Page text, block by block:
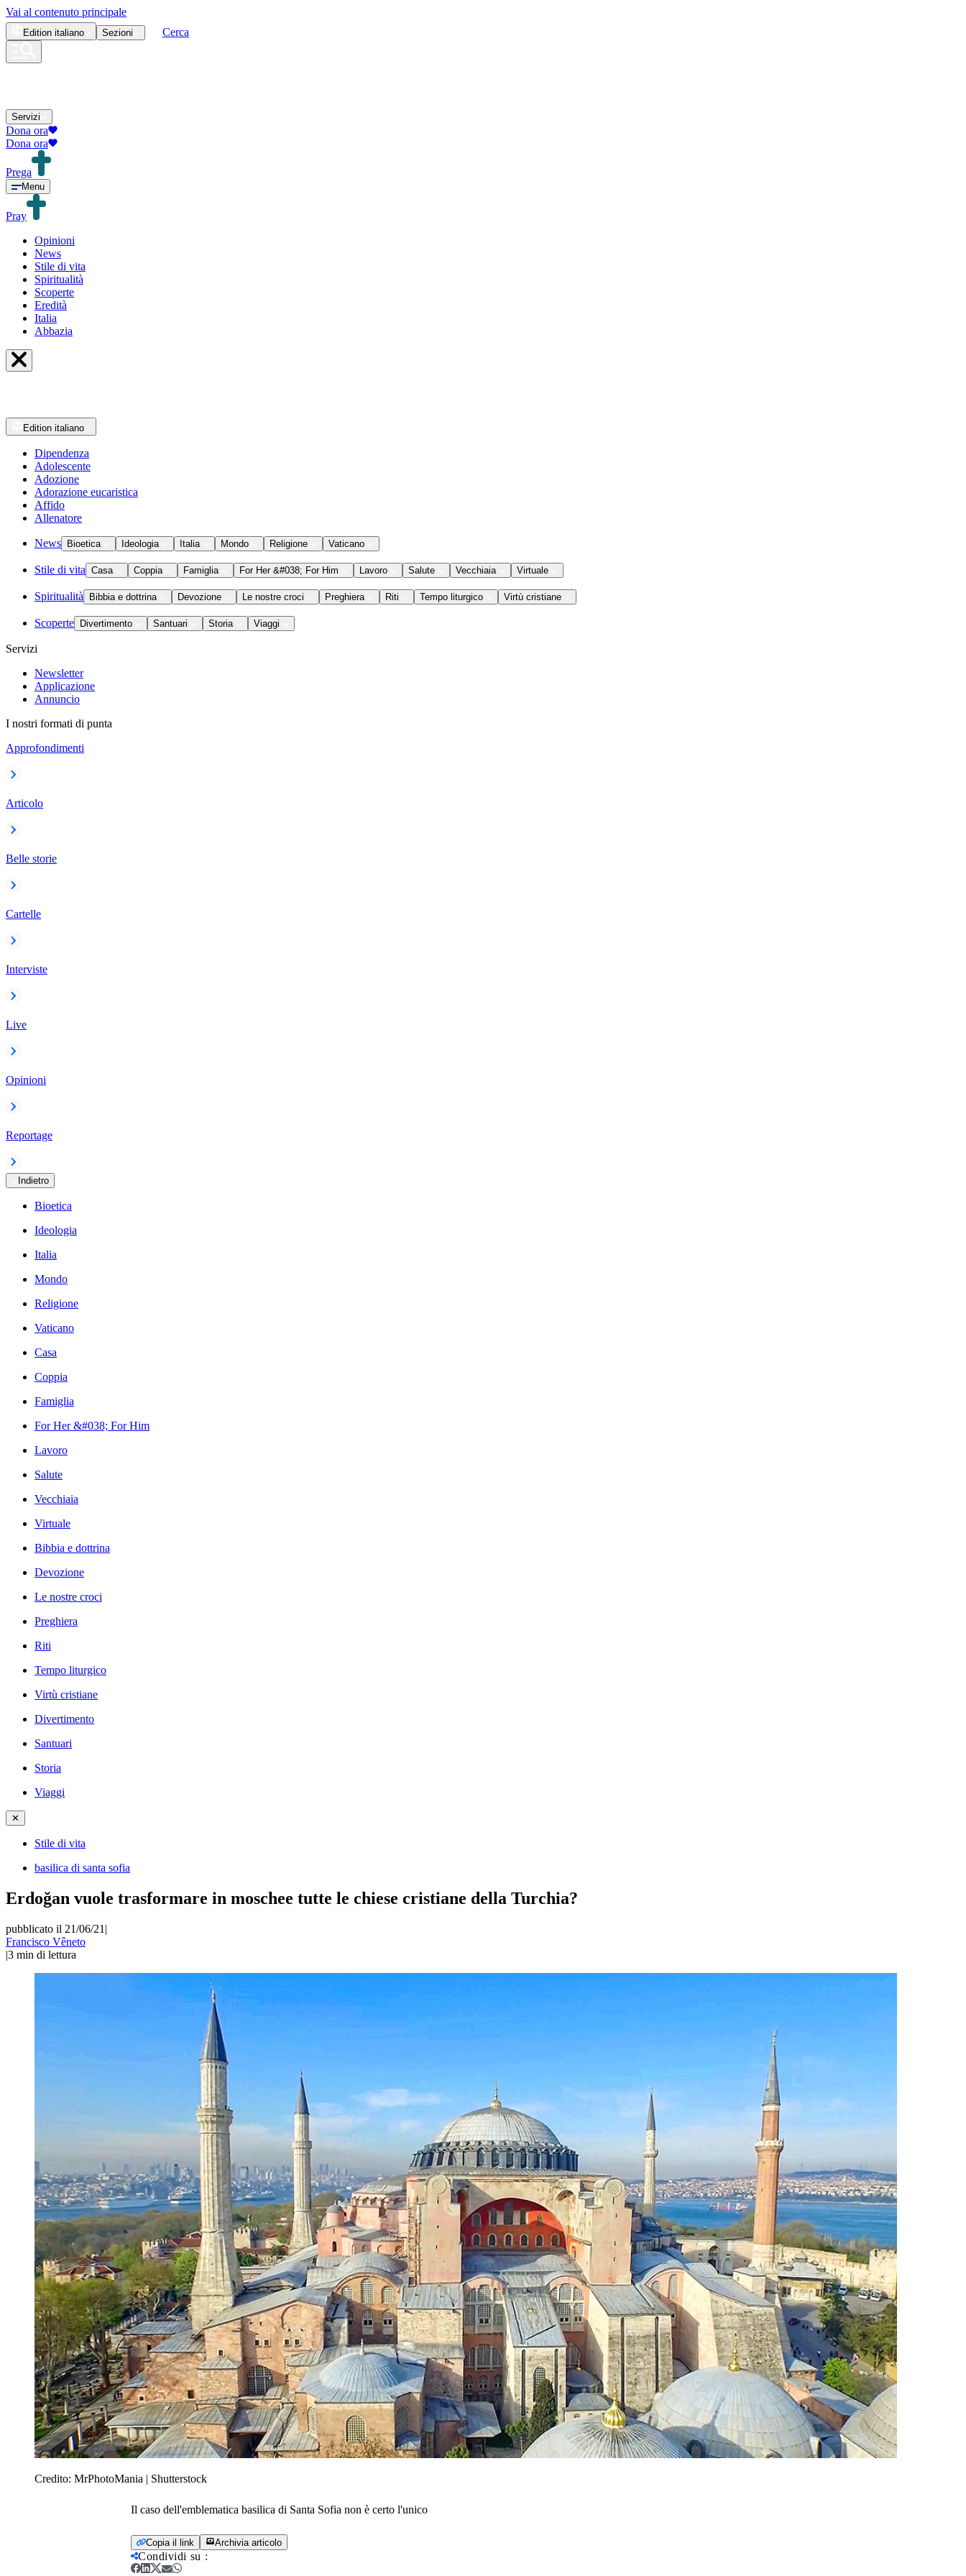
Vai al contenuto principale
Edition italiano Sezioni Cerca
Servizi
Dona ora
Dona ora
Prega
Menu
Pray
Opinioni
News
Stile di vita
Spiritualità
Scoperte
Eredità
Italia
Abbazia
Edition italiano
Dipendenza
Adolescente
Adozione
Adorazione eucaristica
Affido
Allenatore
News Bioetica Ideologia Italia Mondo Religione Vaticano
Stile di vita Casa Coppia Famiglia For Her &#038; For Him Lavoro Salute Vecchiaia Virtuale
Spiritualità Bibbia e dottrina Devozione Le nostre croci Preghiera Riti Tempo liturgico Virtù cristiane
Scoperte Divertimento Santuari Storia Viaggi
Servizi
Newsletter
Applicazione
Annuncio
I nostri formati di punta
Approfondimenti
Articolo
Belle storie
Cartelle
Interviste
Live
Opinioni
Reportage
Indietro
Bioetica
Ideologia
Italia
Mondo
Religione
Vaticano
Casa
Coppia
Famiglia
For Her &#038; For Him
Lavoro
Salute
Vecchiaia
Virtuale
Bibbia e dottrina
Devozione
Le nostre croci
Preghiera
Riti
Tempo liturgico
Virtù cristiane
Divertimento
Santuari
Storia
Viaggi
✕
Stile di vita
basilica di santa sofia
Erdoğan vuole trasformare in moschee tutte le chiese cristiane della Turchia?
pubblicato il 21/06/21 |
Francisco Vêneto
|3 min di lettura
Credito: MrPhotoMania | Shutterstock
Il caso dell'emblematica basilica di Santa Sofia non è certo l'unico
Copia il link Archivia articolo
Condividi su :